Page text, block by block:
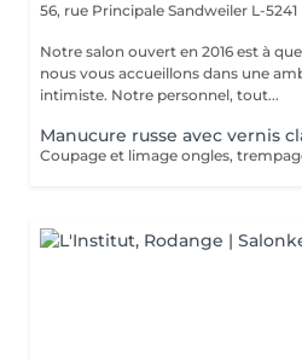
56, rue Principale Sandweiler L-5241
Notre salon ouvert en 2016 est à
nous vous accueillons dans une
intimiste. Notre personnel, tout...
Manucure russe avec vernis